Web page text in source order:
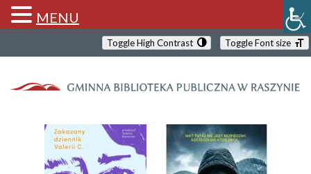
Toggle High Contrast Toggle Font size
MENU